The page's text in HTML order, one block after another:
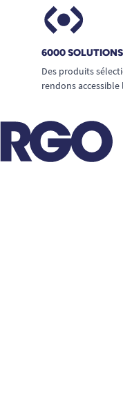
6000
Des produits
rendons